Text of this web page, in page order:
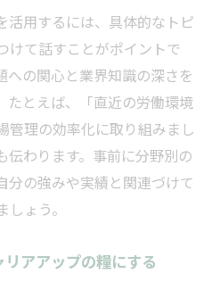
活用するには、具体的なトピ
けて話すことがポイントで
への関心と業界知識の深さを
たとえば、「直近の労働環境
管理の効率化に取り組みまし
伝わります。事前に分野別の
分の強みや実績と関連づけて
ょう。
アアップの糧にする